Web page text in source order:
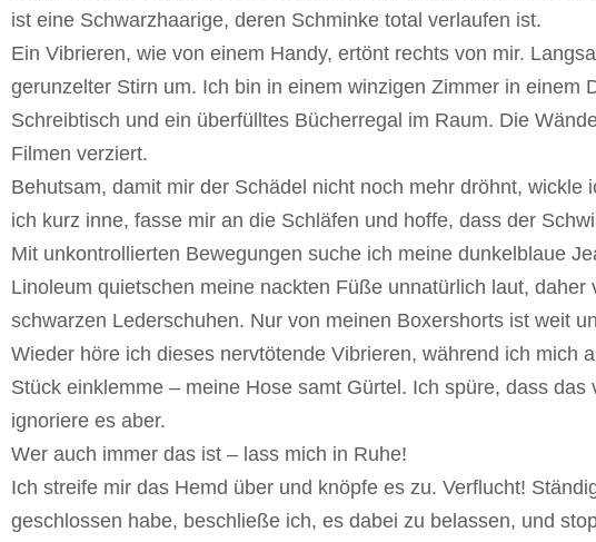
ist eine Schwarzhaarige, deren Schminke total verlaufen ist.
Ein Vibrieren, wie von einem Handy, ertönt rechts von mir.
gerunzelter Stirn um. Ich bin in einem winzigen Zimmer in
Schreibtisch und ein überfülltes Bücherregal im Raum. Die
Filmen verziert.
Behutsam, damit mir der Schädel nicht noch mehr dröhnt,
ich kurz inne, fasse mir an die Schläfen und hoffe, dass der
Mit unkontrollierten Bewegungen suche ich meine dunkelblaue
Linoleum quietschen meine nackten Füße unnatürlich laut,
schwarzen Lederschuhen. Nur von meinen Boxershorts ist weit
Wieder höre ich dieses nervtötende Vibrieren, während ich mich
Stück einklemme – meine Hose samt Gürtel. Ich spüre, dass
ignoriere es aber.
Wer auch immer das ist – lass mich in Ruhe!
Ich streife mir das Hemd über und knöpfe es zu. Verflucht!
geschlossen habe, beschließe ich, es dabei zu belassen, und